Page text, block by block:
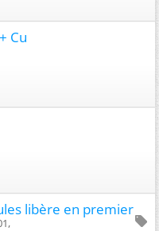
Cu
libère en premier